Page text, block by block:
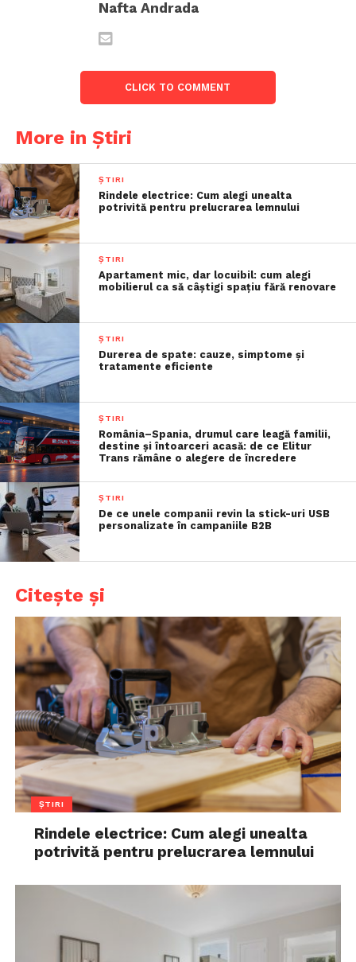
Nafta Andrada
CLICK TO COMMENT
More in Știri
ȘTIRI
Rindele electrice: Cum alegi unealta
potrivită pentru prelucrarea lemnului
ȘTIRI
Apartament mic, dar locuibil: cum alegi
mobilierul ca să câștigi spațiu fără renovare
ȘTIRI
Durerea de spate: cauze, simptome și
tratamente eficiente
ȘTIRI
România–Spania, drumul care leagă familii,
destine și întoarceri acasă: de ce Elitur
Trans rămâne o alegere de încredere
ȘTIRI
De ce unele companii revin la stick-uri USB
personalizate în campaniile B2B
Citește și
ȘTIRI
Rindele electrice: Cum alegi unealta
potrivită pentru prelucrarea lemnului